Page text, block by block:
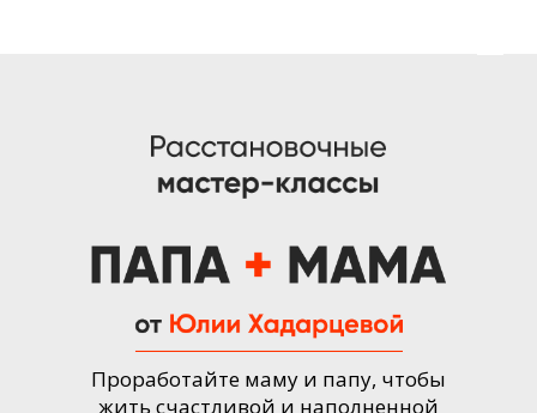
Проработайте маму и папу, чтобы
жить счастливой и наполненной